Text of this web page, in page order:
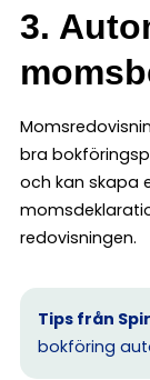
3.
bra
och kan skapa
redovisningen.
Tips från
bokföring